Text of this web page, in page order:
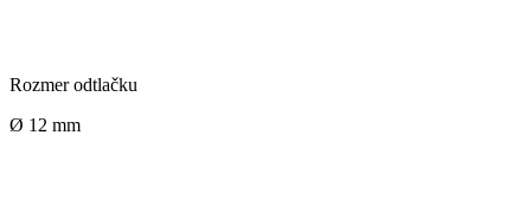
Rozmer odtlačku
Ø 12 mm